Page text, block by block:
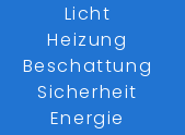
Licht
Heizung
Beschattung
Sicherheit
Energie